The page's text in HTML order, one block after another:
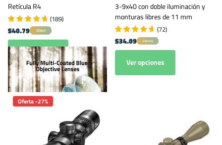
Retícula R4
(189)
$40.79 Global
Ver opciones
3-9x40 con doble iluminación y
monturas libres de 11 mm
(72)
$34.09 USA Only
Ver opciones
Oferta -27%